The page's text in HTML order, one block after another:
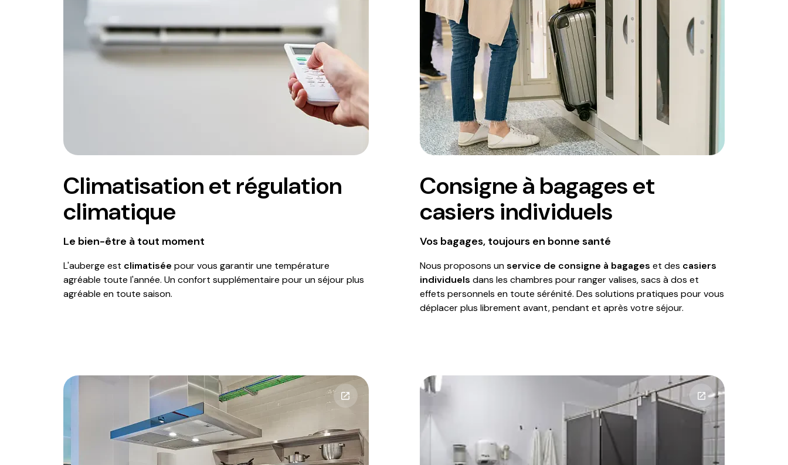
Climatisation et régulation
climatique
Le bien-être à tout moment
L'auberge est climatisée pour vous garantir une température
agréable toute l'année. Un confort supplémentaire pour un séjour plus
agréable en toute saison.
Consigne à bagages et
casiers individuels
Vos bagages, toujours en bonne santé
Nous proposons unservice de consigne à bagages et des casiers
individuels dans les chambres pour ranger valises, sacs à dos et
effets personnels en toute sérénité. Des solutions pratiques pour vous
déplacer plus librement avant, pendant et après votre séjour.